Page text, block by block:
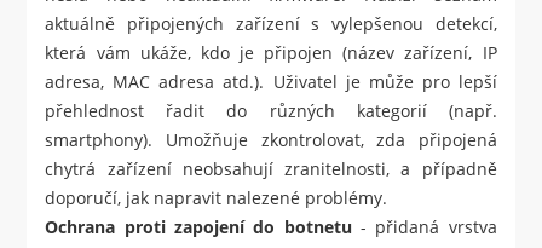
aktuálně připojených zařízení s vylepšenou detekcí,
která vám ukáže, kdo je připojen (název zařízení, IP
adresa, MAC adresa atd.). Uživatel je může pro lepší
přehlednost řadit do různých kategorií (např.
smartphony). Umožňuje zkontrolovat, zda připojená
chytrá zařízení neobsahují zranitelnosti, a případně
doporučí, jak napravit nalezené problémy.
Ochrana proti zapojení do botnetu - přidaná vrstva